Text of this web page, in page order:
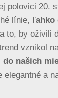
polovici 20.
línie, ľahko
to, by oživili
vznikol
do našich
elegantné a